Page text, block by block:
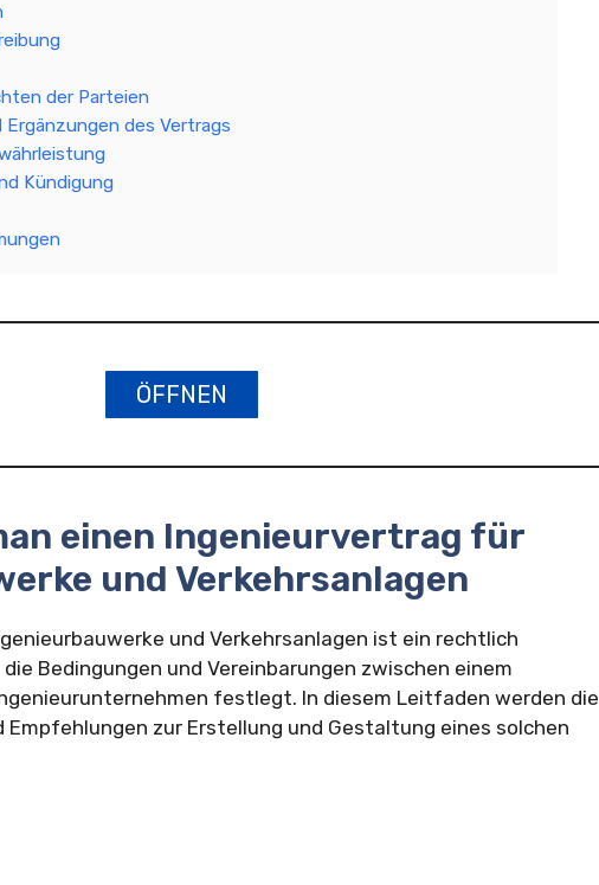
der Parteien
Ergänzungen des Vertrags
Kündigung
ÖFFNEN
einen Ingenieurvertrag für
und Verkehrsanlagen
und Verkehrsanlagen ist ein rechtlich
Bedingungen und Vereinbarungen zwischen einem
festlegt. In diesem Leitfaden werden die
zur Erstellung und Gestaltung eines solchen